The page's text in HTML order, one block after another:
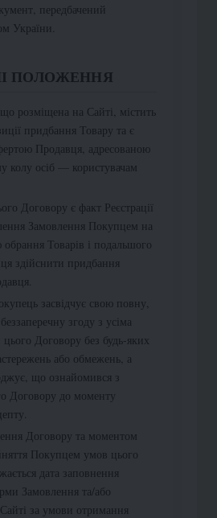
передбачений
України.
ПОЛОЖЕННЯ
розміщена на Сайті, містить
придбання Товару та є
Продавця, адресованою
колу осіб — користувачам
Договору є факт Реєстрації
Замовлення Покупцем на
Товарів і подальшого
здійснити придбання
засвідчує свою повну,
згоду з усіма
Договору без будь-яких
або обмежень, а
що ознайомився з
Договору до моменту
Договору та моментом
Покупцем умов цього
дата заповнення
Замовлення та/або
Сайті за умови отримання